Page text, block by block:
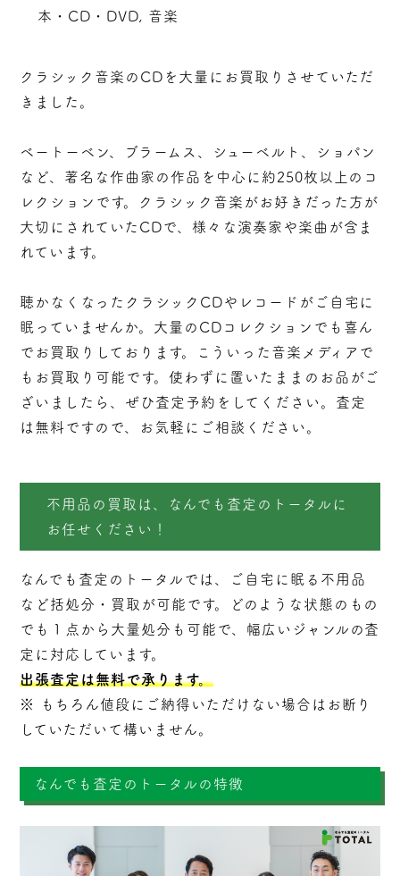
本・CD・DVD, 音楽
クラシック音楽のCDを大量にお買取りさせていただ
きました。
ベートーベン、ブラームス、シューベルト、ショパン
など、著名な作曲家の作品を中心に約250枚以上のコ
レクションです。クラシック音楽がお好きだった方が
大切にされていたCDで、様々な演奏家や楽曲が含ま
れています。
聴かなくなったクラシックCDやレコードがご自宅に
眠っていませんか。大量のCDコレクションでも喜ん
でお買取りしております。こういった音楽メディアで
もお買取り可能です。使わずに置いたままのお品がご
ざいましたら、ぜひ査定予約をしてください。査定
は無料ですので、お気軽にご相談ください。
不用品の買取は、なんでも査定のトータルに
お任せください！
なんでも査定のトータルでは、ご自宅に眠る不用品
など括処分・ 買取 が可能です。どのような状態のもの
でも１点から大量処分も可能で、幅広いジャンルの査
定に対応しています。
出張査定は無料で承ります。
※ もちろん値段にご納得いただけない場合はお断り
していただいて構いません。
なんでも査定のトータルの特徴